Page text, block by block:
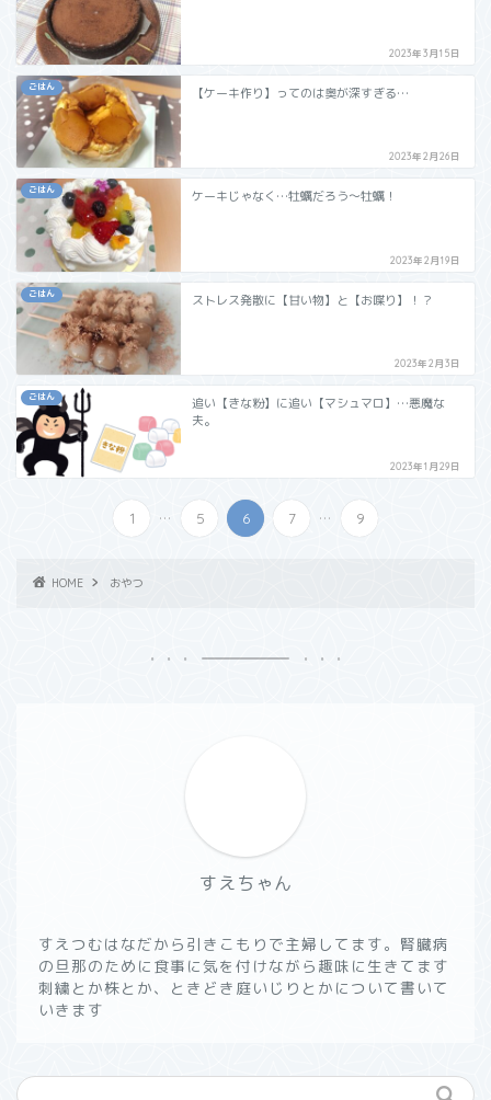
2023年3月15日
ごはん 【ケーキ作り】ってのは奥が深すぎる…
2023年2月26日
ごはん ケーキじゃなく…牡蠣だろう～牡蠣！
2023年2月19日
ごはん ストレス発散に【甘い物】と【お喋り】！？
2023年2月3日
ごはん
追い【きな粉】に追い【マシュマロ】…悪魔な
夫。
2023年1月29日
1 ... 5 6 7 ... 9
HOME おやつ
すえちゃん
すえつむはなだから引きこもりで主婦してます。腎臓病
の旦那のために食事に気を付けながら趣味に生きてます
刺繍とか株とか、ときどき庭いじりとかについて書いて
いきます